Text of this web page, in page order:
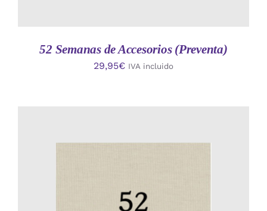
52 Semanas de Accesorios (Preventa)
29,95€ IVA incluido